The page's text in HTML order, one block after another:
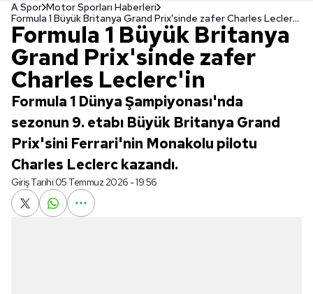
A Spor Motor Sporları Haberleri
Formula 1 Büyük Britanya Grand Prix'sinde zafer Charles Leclerc'in
Formula 1 Büyük Britanya
Grand Prix'sinde zafer
Charles Leclerc'in
Formula 1 Dünya Şampiyonası'nda
sezonun 9. etabı Büyük Britanya Grand
Prix'sini Ferrari'nin Monakolu pilotu
Charles Leclerc kazandı.
Giriş Tarihi:05 Temmuz 2026 - 19:56